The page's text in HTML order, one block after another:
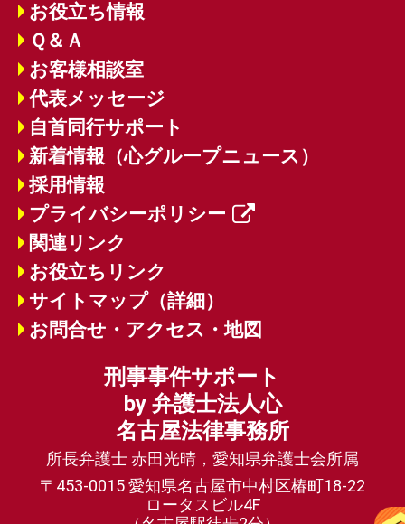
お役立ち情報
Ｑ＆Ａ
お客様相談室
代表メッセージ
自首同行サポート
新着情報（心グループニュース）
採用情報
プライバシーポリシー
関連リンク
お役立ちリンク
サイトマップ（詳細）
お問合せ・アクセス・地図
刑事事件サポート
by 弁護士法人心
名古屋法律事務所
所長弁護士 赤田光晴，愛知県弁護士会所属
〒453-0015 愛知県名古屋市中村区椿町18-22
ロータスビル4F